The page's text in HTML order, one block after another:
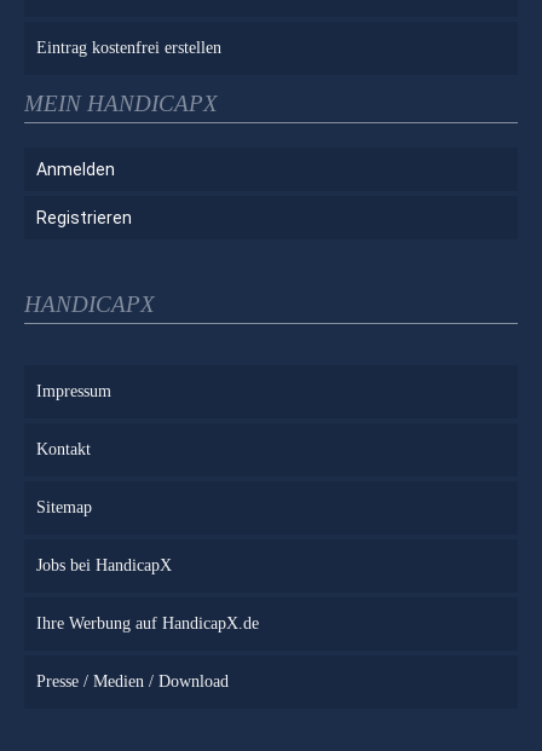
Eintrag kostenfrei erstellen
MEIN HANDICAPX
Anmelden
Registrieren
HANDICAPX
Impressum
Kontakt
Sitemap
Jobs bei HandicapX
Ihre Werbung auf HandicapX.de
Presse / Medien / Download